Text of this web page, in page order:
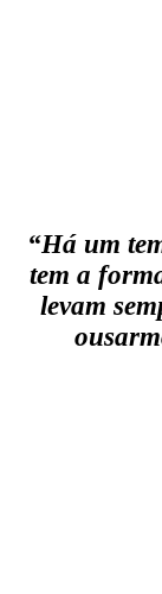
“Há um
tem a
levam